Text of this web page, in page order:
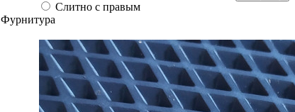
Слитно с правым
Фурнитура